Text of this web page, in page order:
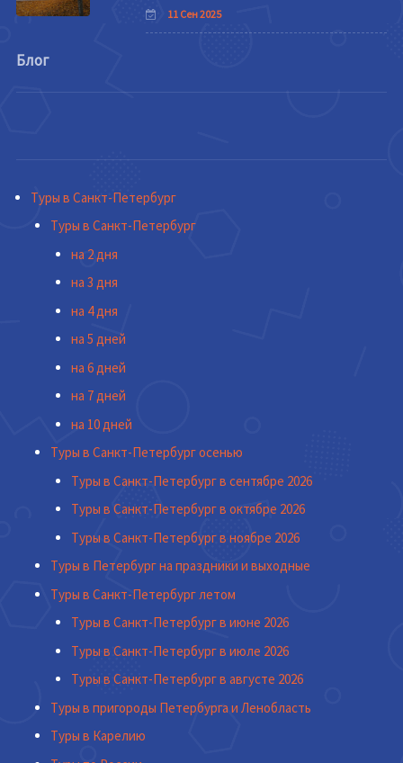
11 Сен 2025
Блог
Туры в Санкт-Петербург
Туры в Санкт-Петербург
на 2 дня
на 3 дня
на 4 дня
на 5 дней
на 6 дней
на 7 дней
на 10 дней
Туры в Санкт-Петербург осенью
Туры в Санкт-Петербург в сентябре 2026
Туры в Санкт-Петербург в октябре 2026
Туры в Санкт-Петербург в ноябре 2026
Туры в Петербург на праздники и выходные
Туры в Санкт-Петербург летом
Туры в Санкт-Петербург в июне 2026
Туры в Санкт-Петербург в июле 2026
Туры в Санкт-Петербург в августе 2026
Туры в пригороды Петербурга и Ленобласть
Туры в Карелию